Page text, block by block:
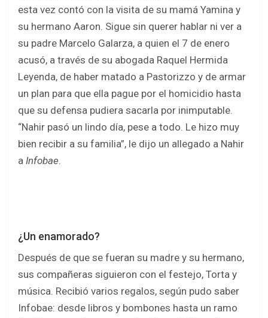
esta vez contó con la visita de su mamá Yamina y
su hermano Aaron. Sigue sin querer hablar ni ver a
su padre Marcelo Galarza, a quien el 7 de enero
acusó, a través de su abogada Raquel Hermida
Leyenda, de haber matado a Pastorizzo y de armar
un plan para que ella pague por el homicidio hasta
que su defensa pudiera sacarla por inimputable.
“Nahir pasó un lindo día, pese a todo. Le hizo muy
bien recibir a su familia”, le dijo un allegado a Nahir
a Infobae.
¿Un enamorado?
Después de que se fueran su madre y su hermano,
sus compañeras siguieron con el festejo, Torta y
música. Recibió varios regalos, según pudo saber
Infobae: desde libros y bombones hasta un ramo